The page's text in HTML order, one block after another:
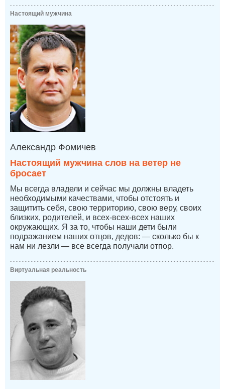
Настоящий мужчина
Александр Фомичев
Настоящий мужчина слов на ветер не
бросает
Мы всегда владели и сейчас мы должны владеть
необходимыми качествами, чтобы отстоять и
защитить себя, свою территорию, свою веру, своих
близких, родителей, и всех-всех-всех наших
окружающих. Я за то, чтобы наши дети были
подражанием наших отцов, дедов: — сколько бы к
нам ни лезли — все всегда получали отпор.
Виртуальная реальность